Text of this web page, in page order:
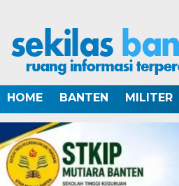
HOME BANTEN MILITER